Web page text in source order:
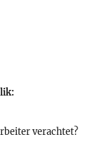
verachtet?